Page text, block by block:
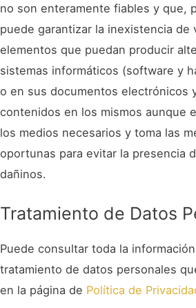
no son enteramente fiables y que,
puede garantizar la inexistencia de
elementos que puedan producir
sistemas informáticos (software y
o en sus documentos electrónicos
contenidos en los mismos aunque
los medios necesarios y toma las
oportunas para evitar la presencia
dañinos.
Tratamiento de Datos
Puede consultar toda la
tratamiento de datos personales
en la página de Política de